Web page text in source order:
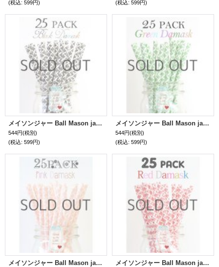
(税込: 599円)
(税込: 599円)
メイソンジャー Ball Mason jar タンブラー エコ 再生可能 紙ストロー25本入り サーキュラーエコノミー Black Damask
544円(税別)
(税込: 599円)
メイソンジャー Ball Mason jar タンブラー エコ 再生可能 紙ストロー25本入り サーキュラーエコノミー Green Damask
544円(税別)
(税込: 599円)
メイソンジャー Ball Mason jar タンブラー エコ 再生可能 紙ストロー25本入り サーキュラーエコノミー Pink Damask メイソンジャー Ball Mason jar タンブラー エコ 再生可能 紙ストロー25本入り サーキュラーエコノミー Red Damask